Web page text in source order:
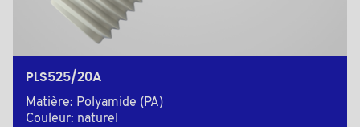
PLS525/20A
Matière: Polyamide (PA)
Couleur: naturel